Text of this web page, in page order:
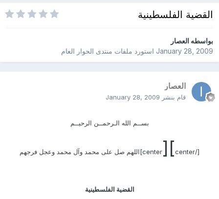
القضية الفلسطينية
بواسطهالعصار
January 28, 2009استورد ملفات منتدى الحوار العام
العصار
قام بنشر January 28, 2009
بســم الله الـرحمــن الرحيــم
[/center
][ center]اللهم صل على محمد وآل محمد وعجل فرجهم
القضية الفلسطينية